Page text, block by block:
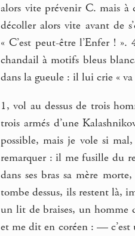
alors vite prévenir C. mais à
décoller alors vite avant de
« C’est peut-être l’Enfer !
chandail à motifs bleus
dans la gueule : il lui crie «
1, vol au dessus de trois
trois armés d’une
possible, mais je vole si
remarquer : il me fusille du
dans ses bras sa mère
tombe dessus, ils restent là,
un lit de braises, un homme
et me dit en coréen : — c’est